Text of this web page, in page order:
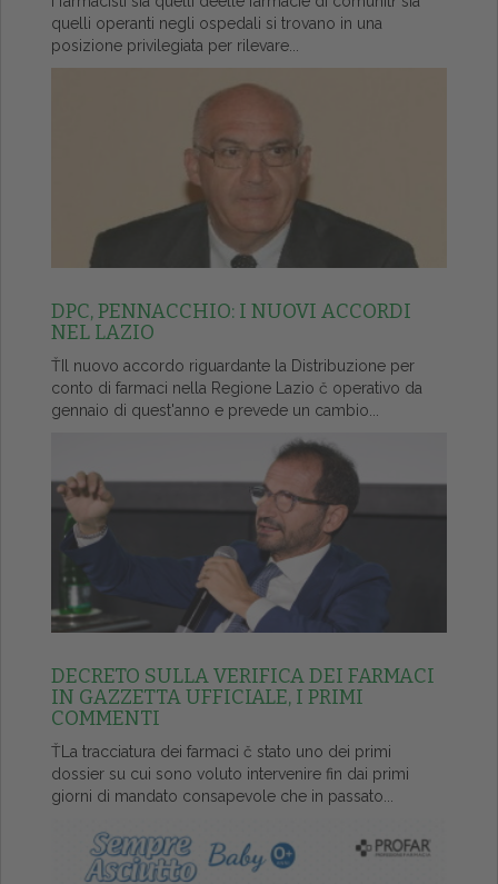
quelli operanti negli ospedali si trovano in una
posizione privilegiata per rilevare...
DPC, PENNACCHIO: I NUOVI ACCORDI
NEL LAZIO
ŤIl nuovo accordo riguardante la Distribuzione per
conto di farmaci nella Regione Lazio č operativo da
gennaio di quest'anno e prevede un cambio...
DECRETO SULLA VERIFICA DEI FARMACI
IN GAZZETTA UFFICIALE, I PRIMI
COMMENTI
ŤLa tracciatura dei farmaci č stato uno dei primi
dossier su cui sono voluto intervenire fin dai primi
giorni di mandato consapevole che in passato...